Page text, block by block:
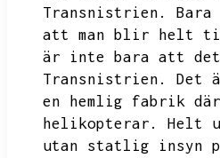
Transnistrien.
att man blir helt
är inte bara att
Transnistrien.
Det
en hemlig fabrik
helikopterar.
Helt
utan statlig insyn